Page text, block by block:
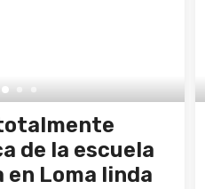
totalmente
de la escuela
en Loma linda